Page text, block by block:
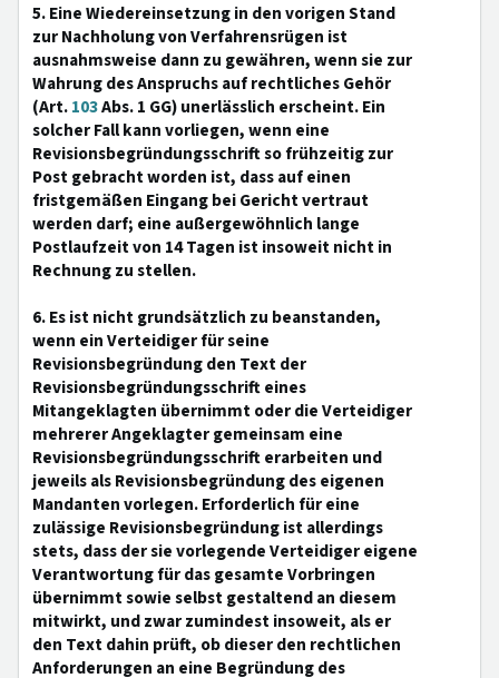
5. Eine Wiedereinsetzung in den vorigen Stand
zur Nachholung von Verfahrensrügen ist
ausnahmsweise dann zu gewähren, wenn sie zur
Wahrung des Anspruchs auf rechtliches Gehör
(Art.103Abs. 1 GG) unerlässlich erscheint. Ein
solcher Fall kann vorliegen, wenn eine
Revisionsbegründungsschrift so frühzeitig zur
Post gebracht worden ist, dass auf einen
fristgemäßen Eingang bei Gericht vertraut
werden darf; eine außergewöhnlich lange
Postlaufzeit von 14 Tagen ist insoweit nicht in
Rechnung zu stellen.
6. Es ist nicht grundsätzlich zu beanstanden,
wenn ein Verteidiger für seine
Revisionsbegründung den Text der
Revisionsbegründungsschrift eines
Mitangeklagten übernimmt oder die Verteidiger
mehrerer Angeklagter gemeinsam eine
Revisionsbegründungsschrift erarbeiten und
jeweils als Revisionsbegründung des eigenen
Mandanten vorlegen. Erforderlich für eine
zulässige Revisionsbegründung ist allerdings
stets, dass der sie vorlegende Verteidiger eigene
Verantwortung für das gesamte Vorbringen
übernimmt sowie selbst gestaltend an diesem
mitwirkt, und zwar zumindest insoweit, als er
den Text dahin prüft, ob dieser den rechtlichen
Anforderungen an eine Begründung des